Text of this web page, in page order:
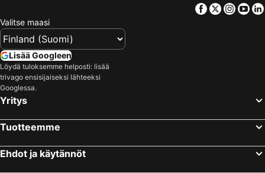
Facebook
Twitter
Valitse maasi
Lisää Googleen
Löydä tuloksemme helposti: lisää
trivago ensisijaiseksi lähteeksi
Googlessa.
Yritys
Tuotteemme
Ehdot ja käytännöt